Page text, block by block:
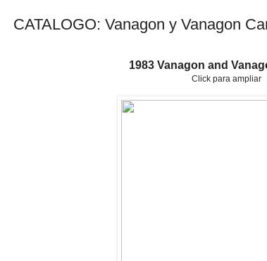
CATALOGO: Vanagon y Vanagon
1983 Vanagon and
Click para ampliar